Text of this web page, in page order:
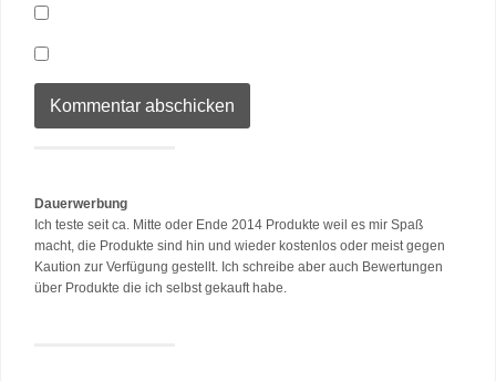
Dauerwerbung
Ich teste seit ca. Mitte oder Ende 2014 Produkte weil es mir Spaß
macht, die Produkte sind hin und wieder kostenlos oder meist gegen
Kaution zur Verfügung gestellt. Ich schreibe aber auch Bewertungen
über Produkte die ich selbst gekauft habe.